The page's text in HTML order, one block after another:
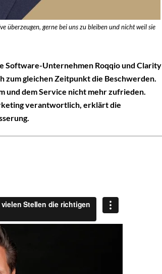
überzeugen, gerne bei uns zu bleiben und nicht weil sie
Software-Unternehmen Roqqio und Clarity
zum gleichen Zeitpunkt die Beschwerden.
und dem Service nicht mehr zufrieden.
verantwortlich, erklärt die